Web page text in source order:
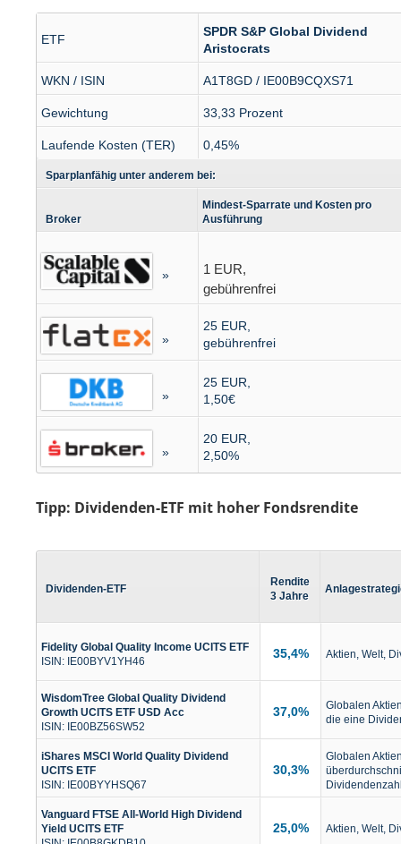
ETF
SPDR S&P Global Dividend
Aristocrats
WKN / ISIN A1T8GD / IE00B9CQXS71
Gewichtung 33,33 Prozent
Laufende Kosten (TER) 0,45%
Sparplanfähig unter anderem bei:
Broker
Mindest-Sparrate und Kosten pro
Ausführung
»
1 EUR,
gebührenfrei
»
25 EUR,
gebührenfrei
»
25 EUR,
1,50€
»
20 EUR,
2,50%
Tipp: Dividenden-ETF mit hoher Fondsrendite
Dividenden-ETF
Rendite
3 Jahre
Fidelity Global Quality Income UCITS ETF
ISIN: IE00BYV1YH46
35,4% Aktien, Welt,
WisdomTree Global Quality Dividend
Growth UCITS ETF USD Acc
ISIN: IE00BZ56SW52
37,0%
Globalen
die eine
iShares MSCI World Quality Dividend
UCITS ETF
ISIN: IE00BYYHSQ67
30,3%
Globalen
Vanguard FTSE All-World High Dividend
Yield UCITS ETF
25,0% Aktien, Welt,